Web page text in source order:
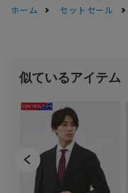
ホーム
セットセール